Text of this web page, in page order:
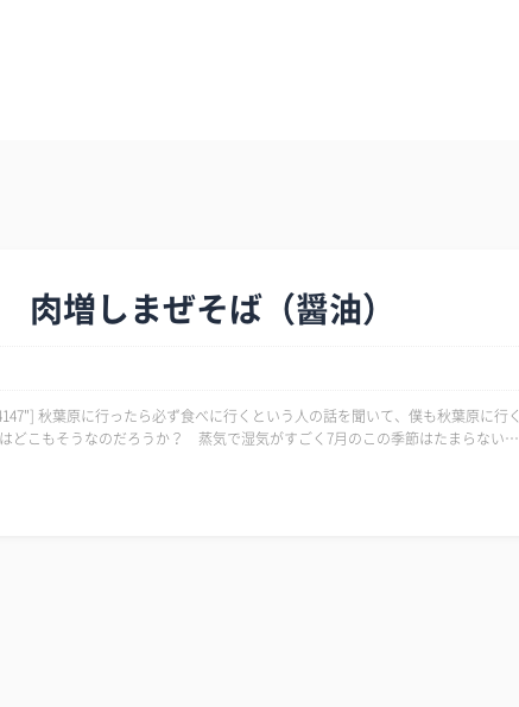
増しまぜそば（醤油）
原に行く機会
どこもそうなのだろうか？ 蒸気で湿気がすごく7月のこの季節はたまらない… 丼